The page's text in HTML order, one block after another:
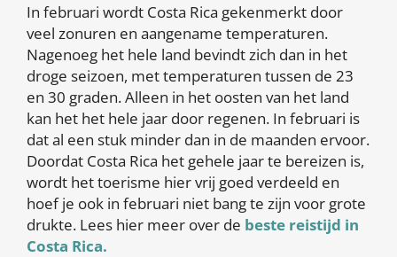
In februari wordt Costa Rica gekenmerkt door
veel zonuren en aangename temperaturen.
Nagenoeg het hele land bevindt zich dan in het
droge seizoen, met temperaturen tussen de 23
en 30 graden. Alleen in het oosten van het land
kan het het hele jaar door regenen. In februari is
dat al een stuk minder dan in de maanden ervoor.
Doordat Costa Rica het gehele jaar te bereizen is,
wordt het toerisme hier vrij goed verdeeld en
hoef je ook in februari niet bang te zijn voor grote
drukte. Lees hier meer over de beste reistijd in
Costa Rica.